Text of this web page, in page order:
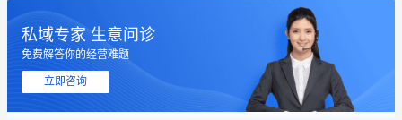
私域专家 生意问诊
免费解答你的经营难题
立即咨询
这个营销策划案例推荐大家看一下